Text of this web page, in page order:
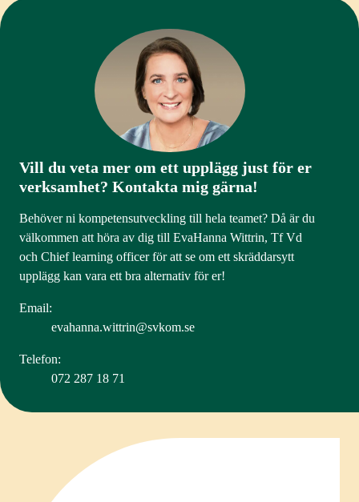
Vill du veta mer om ett upplägg just för er
verksamhet? Kontakta mig gärna!
Behöver ni kompetensutveckling till hela teamet? Då är du
välkommen att höra av dig till EvaHanna Wittrin, Tf Vd
och Chief learning officer för att se om ett skräddarsytt
upplägg kan vara ett bra alternativ för er!
Email:
evahanna.wittrin@svkom.se
Telefon:
072 287 18 71